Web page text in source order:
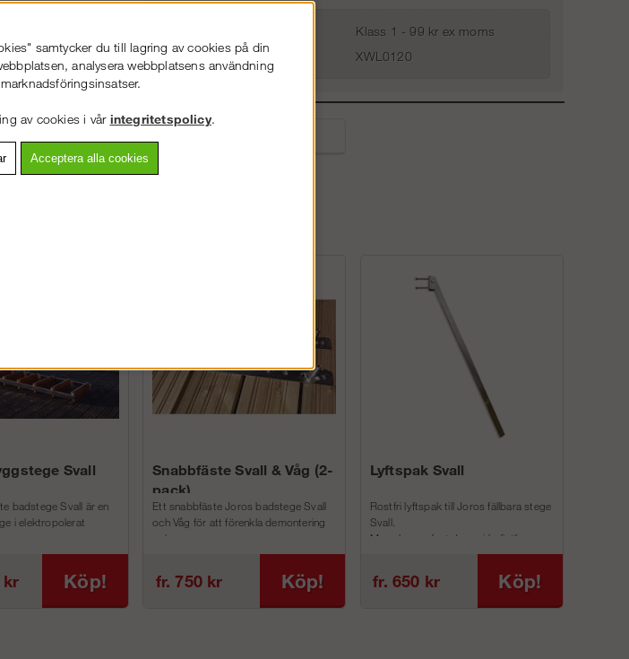
Klass 1 - 99 kr ex moms
Artnr:
XWL0120
info
Svall
badstege Svall är en
i elektropolerat
kr Köp!
Snabbfäste Svall & Våg (2-
pack)
Ett snabbfäste Joros badstege Svall
och Våg för att förenkla demontering
och m...
fr. 750 kr Köp!
Lyftspak Svall
Rostfri lyftspak till Joros fällbara stege
Svall.
Man skruvar fast denna i befintliga
fr. 650 kr Köp!
samtycker du till lagring av cookies på din
analysera webbplatsens användning
av cookies i vår integritetspolicy.
Acceptera alla cookies
STEGPROFFSEN.SE